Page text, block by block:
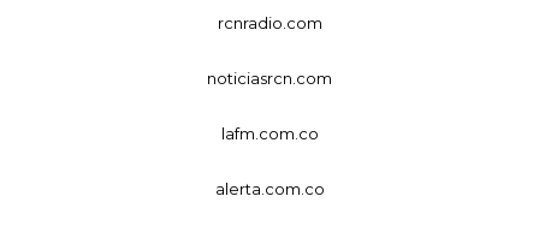
rcnradio.com
noticiasrcn.com
lafm.com.co
alerta.com.co